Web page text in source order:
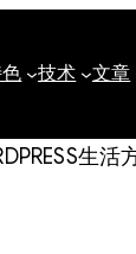
技术 文章
生